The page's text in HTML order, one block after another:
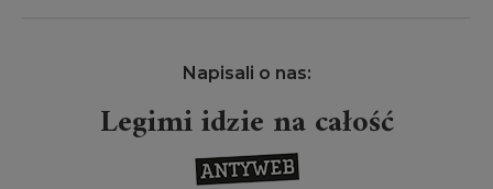
Napisali o nas:
Legimi idzie na całość